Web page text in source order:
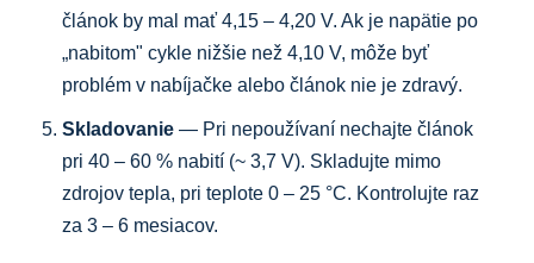
článok by mal mať 4,15 – 4,20 V. Ak je napätie po
„nabitom" cykle nižšie než 4,10 V, môže byť
problém v nabíjačke alebo článok nie je zdravý.
Skladovanie — Pri nepoužívaní nechajte článok
pri 40 – 60 % nabití (~ 3,7 V). Skladujte mimo
zdrojov tepla, pri teplote 0 – 25 °C. Kontrolujte raz
za 3 – 6 mesiacov.